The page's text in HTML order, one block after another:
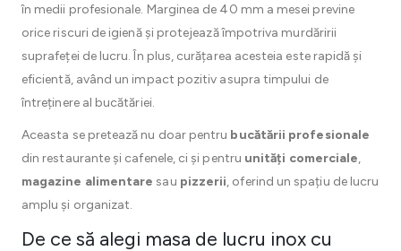
în medii profesionale. Marginea de 40 mm a mesei previne
orice riscuri de igienă și protejează împotriva murdăririi
suprafeței de lucru. În plus, curățarea acesteia este rapidă și
eficientă, având un impact pozitiv asupra timpului de
întreținere al bucătăriei.
Aceasta se pretează nu doar pentru bucătării profesionale
din restaurante și cafenele, ci și pentru unități comerciale,
magazine alimentare sau pizzerii, oferind un spațiu de lucru
amplu și organizat.
De ce să alegi masa de lucru inox cu